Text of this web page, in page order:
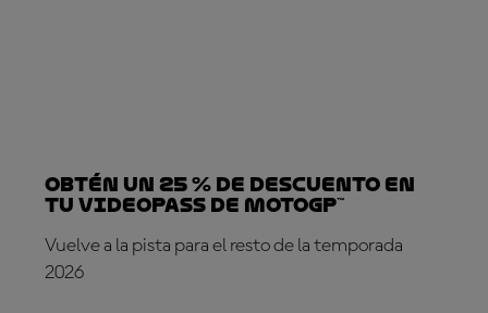
Obtén un 25 % de descuento en
tu VideoPass de MotoGP™
Vuelve a la pista para el resto de la temporada
2026